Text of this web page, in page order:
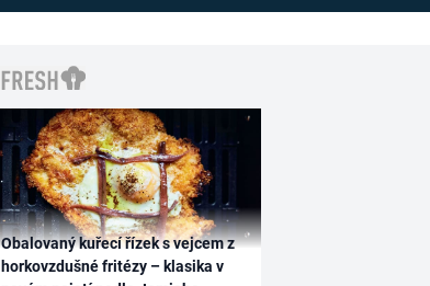
Obalovaný kuřecí řízek s vejcem z
horkovzdušné fritézy – klasika v